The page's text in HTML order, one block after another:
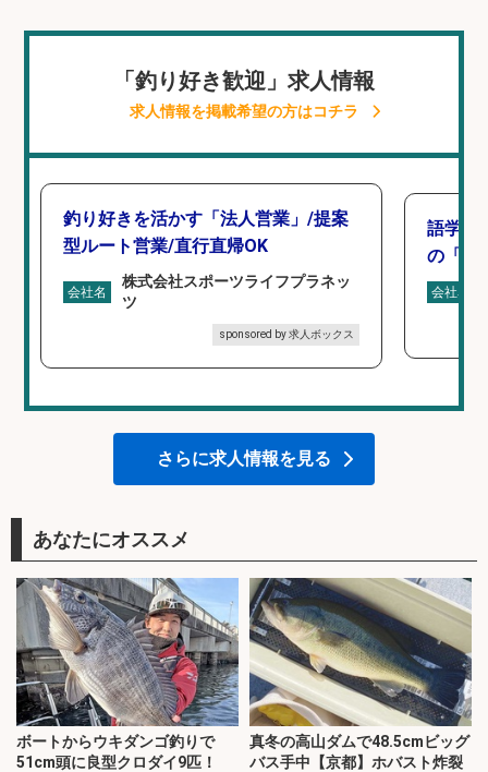
「釣り好き歓迎」求人情報
求人情報を掲載希望の方はコチラ
釣り好きを活かす「法人営業」/提案
型ルート営業/直行直帰OK
会社名
株式会社スポーツライフプラネッ
ツ
sponsored by 求人ボックス
語学力
の「海
会社名
さらに求人情報を見る
あなたにオススメ
ボートからウキダンゴ釣りで
51cm頭に良型クロダイ9匹！
真冬の高山ダムで48.5cmビッグ
バス手中【京都】ホバスト炸裂